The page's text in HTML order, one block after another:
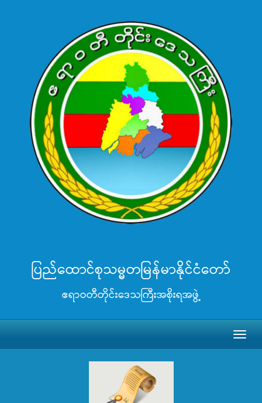
ပြည်ထောင်စုသမ္မတမြန်မာနိုင်ငံတော်
ဧရာဝတီတိုင်းဒေသကြီးအစိုးရအဖွဲ့